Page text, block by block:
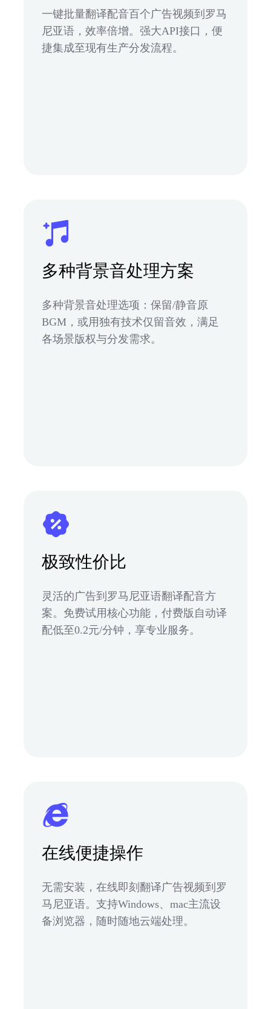
一键批量翻译配音百个广告视频到罗马
尼亚语，效率倍增。强大API接口，便
捷集成至现有生产分发流程。
多种背景音处理方案
多种背景音处理选项：保留/静音原
BGM，或用独有技术仅留音效，满足
各场景版权与分发需求。
极致性价比
灵活的广告到罗马尼亚语翻译配音方
案。免费试用核心功能，付费版自动译
配低至0.2元/分钟，享专业服务。
在线便捷操作
无需安装，在线即刻翻译广告视频到罗
马尼亚语。支持Windows、mac主流设
备浏览器，随时随地云端处理。